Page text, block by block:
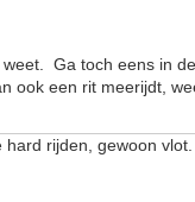
Ga toch eens in
ook een rit meerijdt,
rijden, gewoon